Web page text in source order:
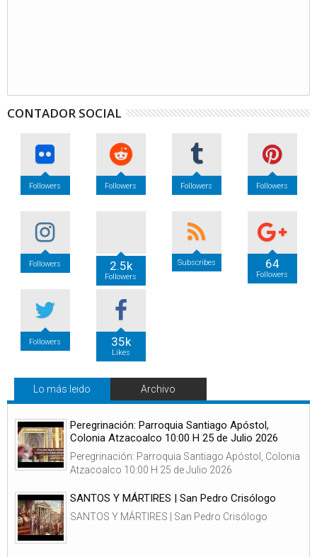
CONTADOR SOCIAL
Followers Followers Followers Followers
Followers 2.5k
Followers
Subscribes 64
Followers
Followers 35k
Likes
Lo más leido Archivo
Peregrinación: Parroquia Santiago Apóstol,
Colonia Atzacoalco 10:00 H 25 de Julio 2026
Peregrinación: Parroquia Santiago Apóstol, Colonia
Atzacoalco 10:00 H 25 de Julio 2026
SANTOS Y MÁRTIRES | San Pedro Crisólogo
SANTOS Y MÁRTIRES | San Pedro Crisólogo